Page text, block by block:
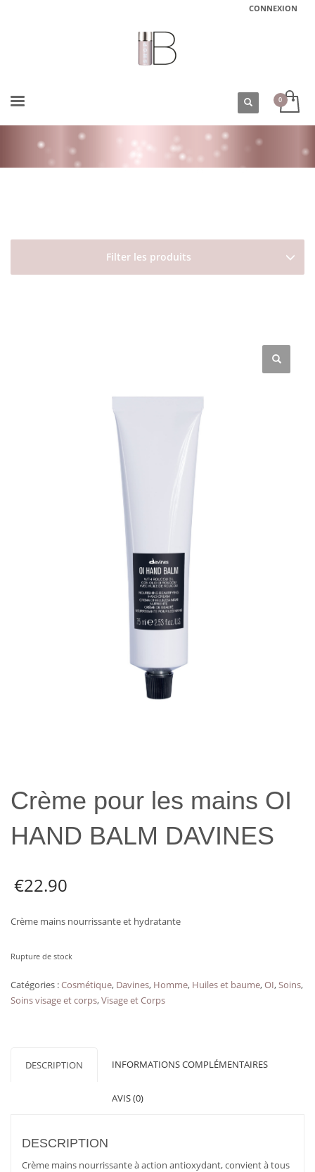
CONNEXION
Filter les produits
Crème pour les mains OI
HAND BALM DAVINES
€22.90
Crème mains nourrissante et hydratante
Rupture de stock
Catégories :Cosmétique, Davines, Homme, Huiles et baume,OI, Soins,
Soins visage et corps,Visage et Corps
DESCRIPTION INFORMATIONS COMPLÉMENTAIRES
AVIS (0)
DESCRIPTION
Crème mains nourrissante à action antioxydant, convient à tous